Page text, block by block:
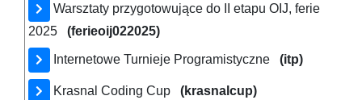
Warsztaty przygotowujące do II etapu OIJ, ferie
2025 (ferieoij022025)
Internetowe Turnieje Programistyczne (itp)
Krasnal Coding Cup (krasnalcup)